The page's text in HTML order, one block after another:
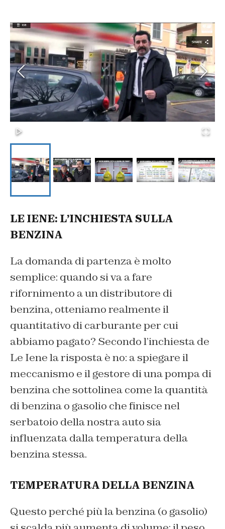
LE IENE: L’INCHIESTA SULLA
BENZINA
La domanda di partenza è molto
semplice: quando si va a fare
rifornimento a un distributore di
benzina, otteniamo realmente il
quantitativo di carburante per cui
abbiamo pagato? Secondo l’inchiesta de
Le Iene la risposta è no: a spiegare il
meccanismo e il gestore di una pompa di
benzina che sottolinea come la quantità
di benzina o gasolio che finisce nel
serbatoio della nostra auto sia
influenzata dalla temperatura della
benzina stessa.
TEMPERATURA DELLA BENZINA
Questo perché più la benzina (o gasolio)